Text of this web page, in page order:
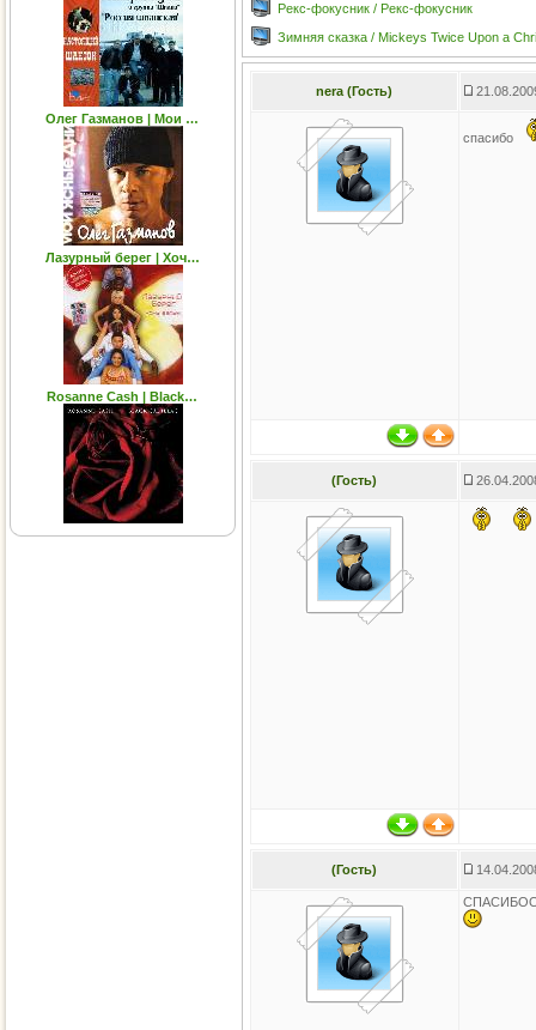
Олег Газманов | Мои …
Лазурный берег | Хоч…
Rosanne Cash | Black…
Рекс-фокусник / Рекс-фокусник
Зимняя сказка / Mickeys Twice Upon a
nera (Гость)
спасибо
(Гость)
(Гость)